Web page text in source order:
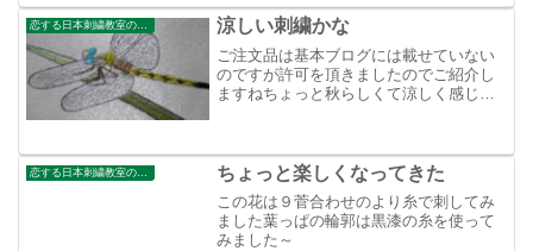
恋する日本刺繍教室のブログ 涼しい刺繍かな
ご注文品は基本ブログには載せていない
のですが許可を頂きましたのでご紹介し
ますねちょっと秋らしくて涼しく感じて
ちょっと楽しくなってきた
この花は９菅合わせのより糸で刺してみ
ました葉っぱの輪郭は黒漆の糸を使って
みました～